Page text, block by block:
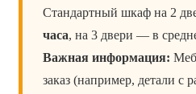
Стандартный шкаф на 2
часа, на 3 двери — в
Важная информация:
заказ (например, детали с